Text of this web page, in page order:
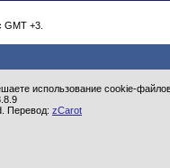
GMT +3.
использование cookie-
Перевод: zCarot